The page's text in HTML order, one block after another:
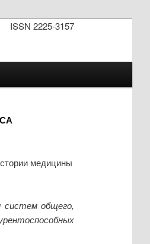
ISSN 2225-3157
медицины
систем общего,